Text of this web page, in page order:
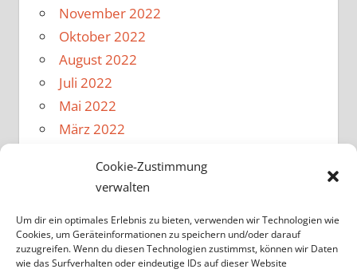
Cookie-Zustimmung
verwalten
Um dir ein optimales Erlebnis zu bieten, verwenden wir Technologien wie
Cookies, um Geräteinformationen zu speichern und/oder darauf
zuzugreifen. Wenn du diesen Technologien zustimmst, können wir Daten
wie das Surfverhalten oder eindeutige IDs auf dieser Website
November 2022
Oktober 2022
August 2022
Juli 2022
Mai 2022
März 2022
Januar 2022
Dezember 2021
November 2021
Oktober 2021
August 2021